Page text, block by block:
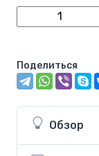
Поделиться
Обзор